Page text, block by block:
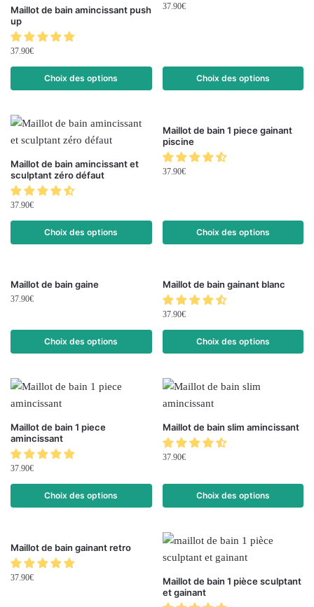
Maillot de bain amincissant push
up
37.90€
Choix des options
37.90€
Choix des options
Maillot de bain amincissant et
sculptant zéro défaut
37.90€
Choix des options
Maillot de bain 1 piece gainant
piscine
37.90€
Choix des options
Maillot de bain gaine
37.90€
Choix des options
Maillot de bain gainant blanc
37.90€
Choix des options
Maillot de bain 1 piece
amincissant
37.90€
Choix des options
Maillot de bain slim amincissant
37.90€
Choix des options
Maillot de bain gainant retro
37.90€
Maillot de bain 1 pièce sculptant
et gainant